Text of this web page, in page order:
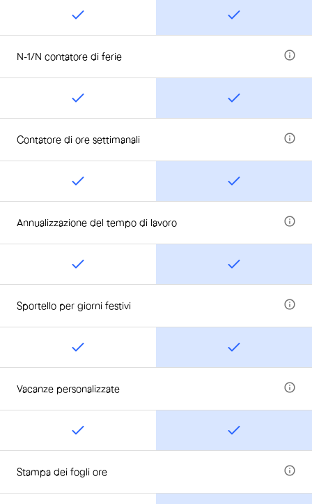
N-1/N contatore di ferie
Contatore di ore settimanali
Annualizzazione del tempo di lavoro
Sportello per giorni festivi
Vacanze personalizzate
Stampa dei fogli ore